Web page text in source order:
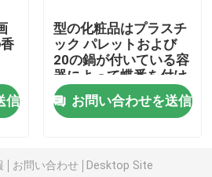
錫
信
型の化粧品はプラスチ
ック パレットおよび
20の鍋が付いている容
器によって蝶番を付け
られる錫箱を錫メッキ
するお問い合わせを送信
お問い合わせ
Desktop Site